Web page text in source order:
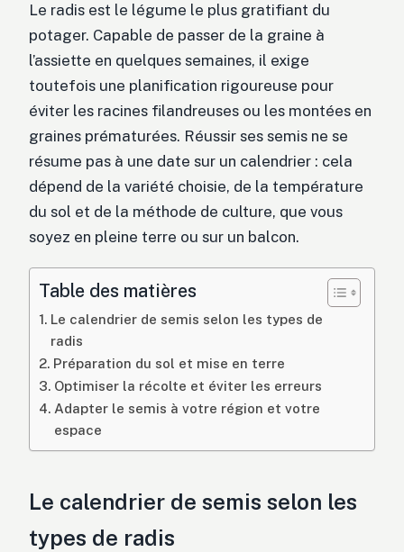
Le radis est le légume le plus gratifiant du
potager. Capable de passer de la graine à
l’assiette en quelques semaines, il exige
toutefois une planification rigoureuse pour
éviter les racines filandreuses ou les montées en
graines prématurées. Réussir ses semis ne se
résume pas à une date sur un calendrier : cela
dépend de la variété choisie, de la température
du sol et de la méthode de culture, que vous
soyez en pleine terre ou sur un balcon.
Table des matières
Le calendrier de semis selon les types de
radis
Préparation du sol et mise en terre
Optimiser la récolte et éviter les erreurs
Adapter le semis à votre région et votre
espace
Le calendrier de semis selon les
types de radis